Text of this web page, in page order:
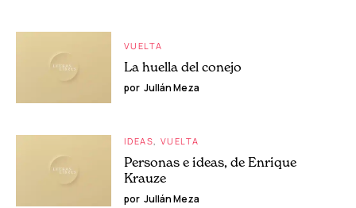
VUELTA
La huella del conejo
por Jullán Meza
IDEAS VUELTA
Personas e ideas, de Enrique
Krauze
por Jullán Meza